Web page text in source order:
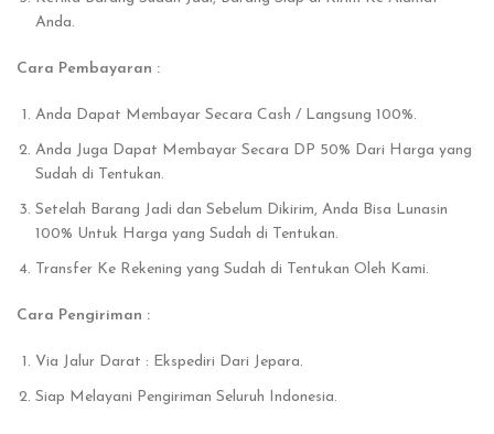
Anda.
Cara Pembayaran :
Anda Dapat Membayar Secara Cash / Langsung 100%.
Anda Juga Dapat Membayar Secara DP 50% Dari Harga yang
Sudah di Tentukan.
Setelah Barang Jadi dan Sebelum Dikirim, Anda Bisa Lunasin
100% Untuk Harga yang Sudah di Tentukan.
Transfer Ke Rekening yang Sudah di Tentukan Oleh Kami.
Cara Pengiriman :
Via Jalur Darat : Ekspediri Dari Jepara.
Siap Melayani Pengiriman Seluruh Indonesia.